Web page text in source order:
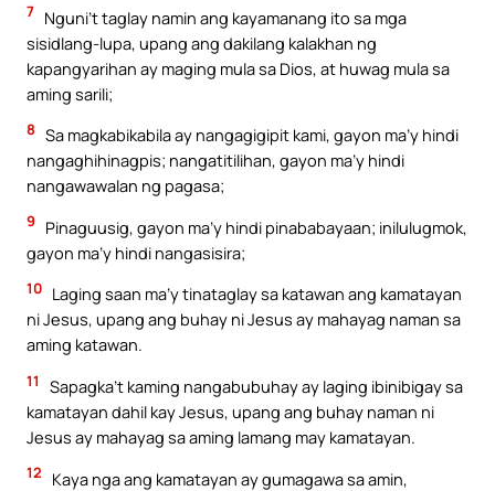
7 Nguni’t taglay namin ang kayamanang ito sa mga
sisidlang-lupa, upang ang dakilang kalakhan ng
kapangyarihan ay maging mula sa Dios, at huwag mula sa
aming sarili;
8 Sa magkabikabila ay nangagigipit kami, gayon ma’y hindi
nangaghihinagpis; nangatitilihan, gayon ma’y hindi
nangawawalan ng pagasa;
9
Pinaguusig, gayon ma’y hindi pinababayaan; inilulugmok,
gayon ma’y hindi nangasisira;
10 Laging saan ma’y tinataglay sa katawan ang kamatayan
ni Jesus, upang ang buhay ni Jesus ay mahayag naman sa
aming katawan.
11
Sapagka’t kaming nangabubuhay ay laging ibinibigay sa
kamatayan dahil kay Jesus, upang ang buhay naman ni
Jesus ay mahayag sa aming lamang may kamatayan.
12
Kaya nga ang kamatayan ay gumagawa sa amin,